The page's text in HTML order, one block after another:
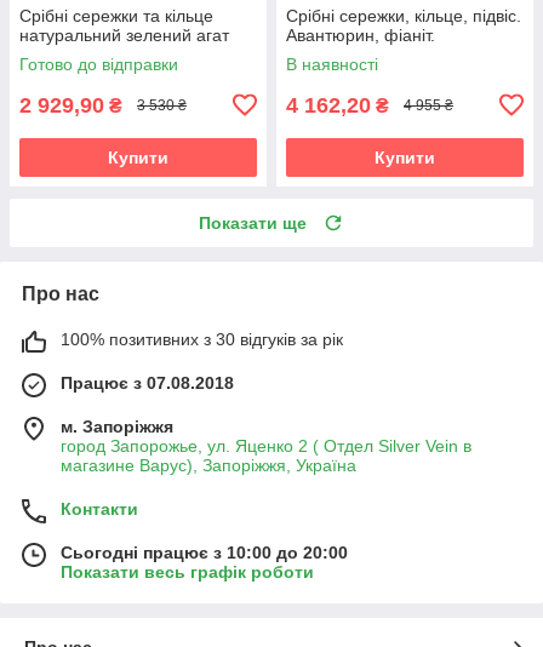
Срібні сережки та кільце
натуральний зелений агат
Готово до відправки
2 929,90 ₴ 3 530 ₴
Купити
Срібні сережки, кільце, підвіс.
Авантюрин, фіаніт.
В наявності
4 162,20 ₴ 4 955 ₴
Купити
Показати ще
Про нас
100% позитивних з 30 відгуків за рік
Працює з 07.08.2018
м. Запоріжжя
город Запорожье, ул. Яценко 2 ( Отдел Silver Vein в
магазине Варус), Запоріжжя, Україна
Контакти
Сьогодні працює з 10:00 до 20:00
Показати весь графік роботи